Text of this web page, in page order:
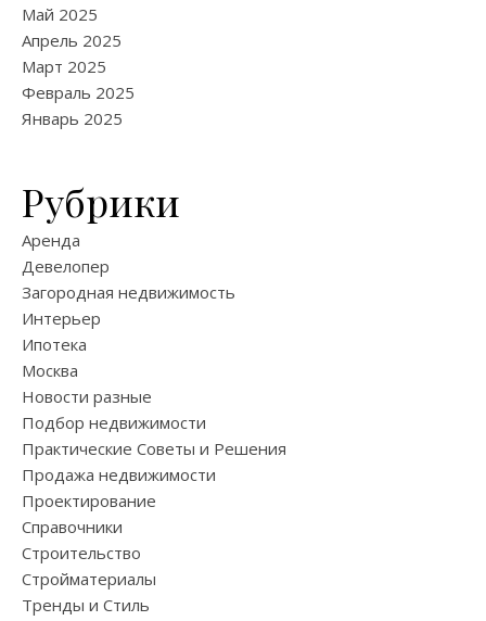
Май 2025
Апрель 2025
Март 2025
Февраль 2025
Январь 2025
Рубрики
Аренда
Девелопер
Загородная недвижимость
Интерьер
Ипотека
Москва
Новости разные
Подбор недвижимости
Практические Советы и Решения
Продажа недвижимости
Проектирование
Справочники
Строительство
Стройматериалы
Тренды и Стиль